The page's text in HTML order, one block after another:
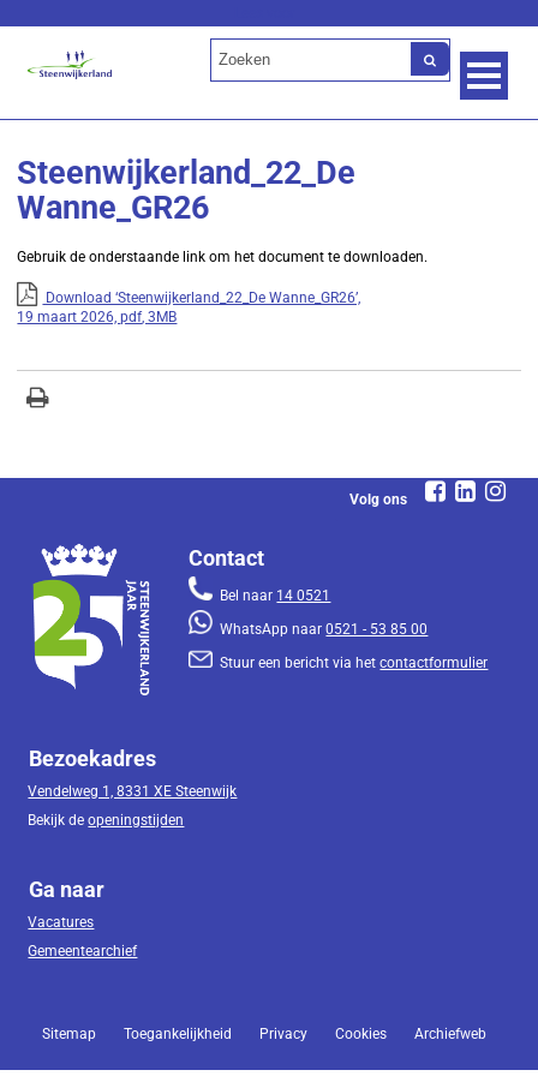
Steenwijkerland_22_De
Wanne_GR26
Gebruik de onderstaande link om het document te downloaden.
Download ‘Steenwijkerland_22_De Wanne_GR26’,
19 maart 2026,pdf, 3MB
Volg ons
Contact
Bel naar 14 0521
WhatsApp naar0521 - 53 85 00
Stuur een bericht via hetcontactformulier
Bezoekadres
Vendelweg 1, 8331 XE Steenwijk
Bekijk deopeningstijden
Ga naar
Vacatures
Gemeentearchief
Sitemap Toegankelijkheid Privacy Cookies Archiefweb